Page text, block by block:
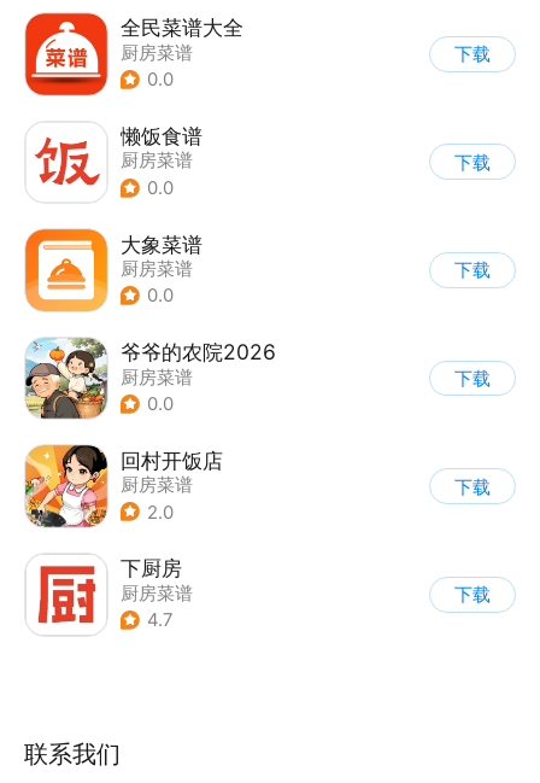
全民菜谱大全
厨房菜谱
0.0
下载
懒饭食谱
厨房菜谱
0.0
下载
大象菜谱
厨房菜谱
0.0
下载
爷爷的农院2026
厨房菜谱
0.0
下载
回村开饭店
厨房菜谱
2.0
下载
下厨房
厨房菜谱
4.7
下载
联系我们